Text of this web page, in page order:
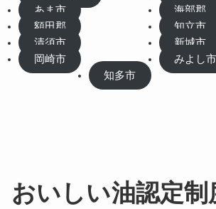
あま市
海部郡
額田郡
知立市
清須市
新城市
岡崎市
みよし市
知多市
おいしい油認定